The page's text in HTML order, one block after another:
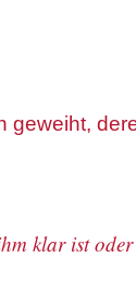
geweiht,
klar ist